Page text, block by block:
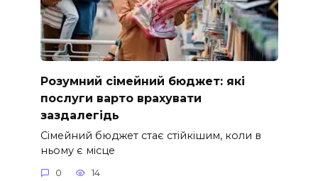
Розумний сімейний бюджет: які
послуги варто врахувати
заздалегідь
Сімейний бюджет стає стійкішим, коли в
ньому є місце
0 14